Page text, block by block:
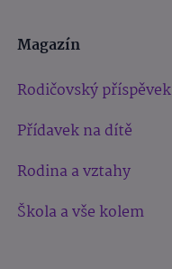
Magazín
Rodičovský příspěvek
Přídavek na dítě
Rodina a vztahy
Škola a vše kolem